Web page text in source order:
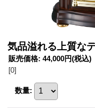
気品溢れる上質な
販売価格: 44,000円(税込)
[0]
数量: